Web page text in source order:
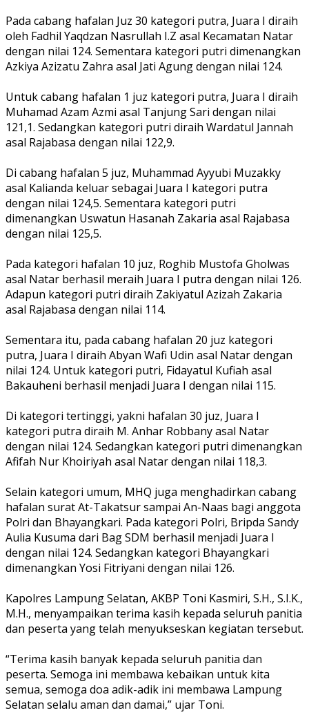
‎Pada cabang hafalan Juz 30 kategori putra, Juara I diraih
oleh Fadhil Yaqdzan Nasrullah I.Z asal Kecamatan Natar
dengan nilai 124. Sementara kategori putri dimenangkan
Azkiya Azizatu Zahra asal Jati Agung dengan nilai 124.
‎Untuk cabang hafalan 1 juz kategori putra, Juara I diraih
Muhamad Azam Azmi asal Tanjung Sari dengan nilai
121,1. Sedangkan kategori putri diraih Wardatul Jannah
asal Rajabasa dengan nilai 122,9.
‎Di cabang hafalan 5 juz, Muhammad Ayyubi Muzakky
asal Kalianda keluar sebagai Juara I kategori putra
dengan nilai 124,5. Sementara kategori putri
dimenangkan Uswatun Hasanah Zakaria asal Rajabasa
dengan nilai 125,5.
‎Pada kategori hafalan 10 juz, Roghib Mustofa Gholwas
asal Natar berhasil meraih Juara I putra dengan nilai 126.
Adapun kategori putri diraih Zakiyatul Azizah Zakaria
asal Rajabasa dengan nilai 114.
‎Sementara itu, pada cabang hafalan 20 juz kategori
putra, Juara I diraih Abyan Wafi Udin asal Natar dengan
nilai 124. Untuk kategori putri, Fidayatul Kufiah asal
Bakauheni berhasil menjadi Juara I dengan nilai 115.
‎Di kategori tertinggi, yakni hafalan 30 juz, Juara I
kategori putra diraih M. Anhar Robbany asal Natar
dengan nilai 124. Sedangkan kategori putri dimenangkan
Afifah Nur Khoiriyah asal Natar dengan nilai 118,3.
‎Selain kategori umum, MHQ juga menghadirkan cabang
hafalan surat At-Takatsur sampai An-Naas bagi anggota
Polri dan Bhayangkari. Pada kategori Polri, Bripda Sandy
Aulia Kusuma dari Bag SDM berhasil menjadi Juara I
dengan nilai 124. Sedangkan kategori Bhayangkari
dimenangkan Yosi Fitriyani dengan nilai 126.
‎Kapolres Lampung Selatan, AKBP Toni Kasmiri, S.H., S.I.K.,
M.H., menyampaikan terima kasih kepada seluruh panitia
dan peserta yang telah menyukseskan kegiatan tersebut.
‎“Terima kasih banyak kepada seluruh panitia dan
peserta. Semoga ini membawa kebaikan untuk kita
semua, semoga doa adik-adik ini membawa Lampung
Selatan selalu aman dan damai,” ujar Toni.